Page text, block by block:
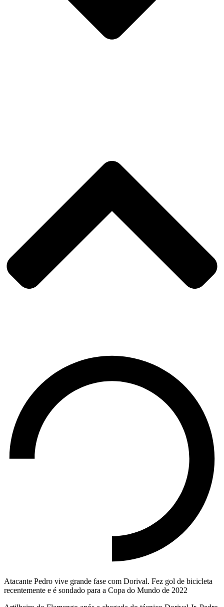
Atacante Pedro vive grande fase com Dorival. Fez gol de bicicleta
recentemente e é sondado para a Copa do Mundo de 2022